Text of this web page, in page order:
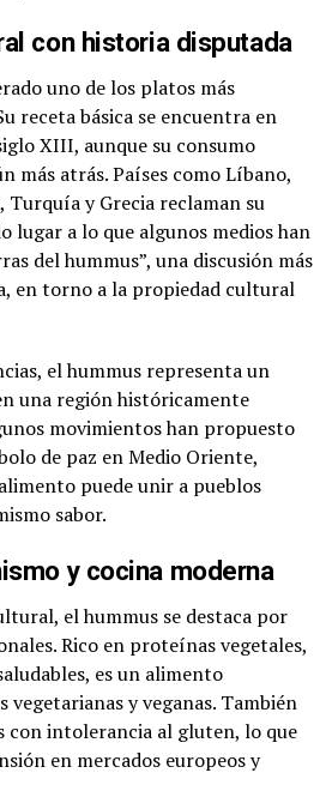
con historia disputada
uno de los platos más
receta básica se encuentra en
XIII, aunque su consumo
más atrás. Países como Líbano,
Turquía y Grecia reclaman su
lugar a lo que algunos medios han
del hummus”, una discusión más
en torno a la propiedad cultural
el hummus representa un
una región históricamente
movimientos han propuesto
de paz en Medio Oriente,
puede unir a pueblos
sabor.
y cocina moderna
el hummus se destaca por
Rico en proteínas vegetales,
es un alimento
y veganas. También
con intolerancia al gluten, lo que
en mercados europeos y